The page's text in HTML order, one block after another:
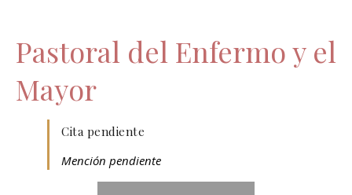
Pastoral del Enfermo y el
Mayor
Cita pendiente
Mención pendiente